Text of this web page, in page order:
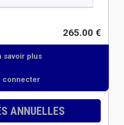
265.00 €
savoir plus
connecter
ANNUELLES